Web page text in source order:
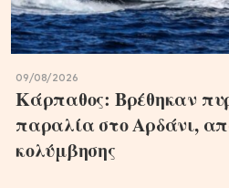
09/08/2026
Κάρπαθος: Βρέθηκαν
παραλία στο Αρδάνι,
κολύμβησης